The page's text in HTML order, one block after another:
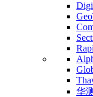
华